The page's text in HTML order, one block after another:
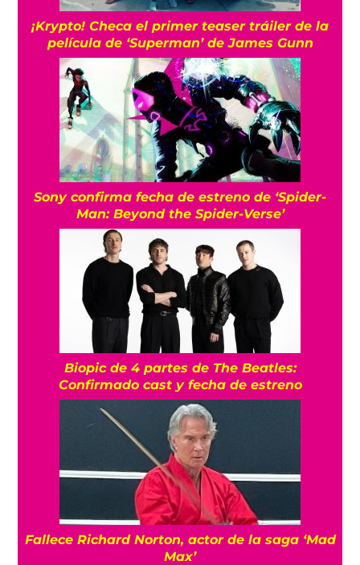
¡Krypto! Checa el primer teaser tráiler de la
película de ‘Superman’ de James Gunn
Sony confirma fecha de estreno de ‘Spider-
Man: Beyond the Spider-Verse’
Biopic de 4 partes de The Beatles:
Confirmado cast y fecha de estreno
Fallece Richard Norton, actor de la saga ‘Mad
Max’